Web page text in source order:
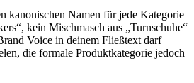
kanonischen Namen für jede Kategorie
kein Mischmasch aus „Turnschuhe“
Voice in deinem Fließtext darf
die formale Produktkategorie jedoch